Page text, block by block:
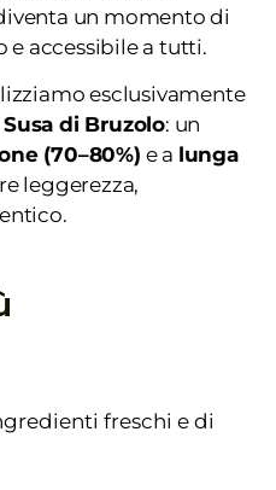
un momento di
e accessibile a tutti.
esclusivamente
di Bruzolo: un
(70–80%) e a lunga
leggerezza,
freschi e di